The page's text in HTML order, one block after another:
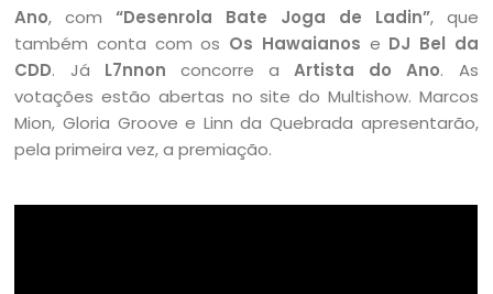
Ano, com“Desenrola Bate Joga de Ladin”, que
também conta com os Os Hawaianos e DJ Bel da
CDD. Já L7nnon concorre aArtista do Ano. As
votações estão abertas no site do Multishow. Marcos
Mion, Gloria Groove e Linn da Quebrada apresentarão,
pela primeira vez, a premiação.